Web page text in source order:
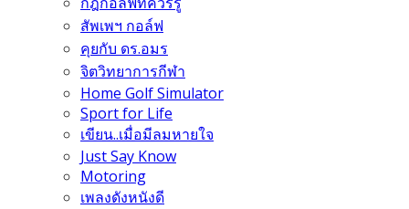
สัพเพฯ กอล์ฟ
คุยกับ ดร.อมร
จิตวิทยาการกีฬา
Home Golf Simulator
Sport for Life
เขียน..เมื่อมีลมหายใจ
Just Say Know
Motoring
เพลงดังหนังดี